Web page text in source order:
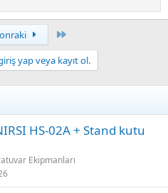
yap veya kayıt ol.
HS-02A + Stand kutu
Ekipmanları